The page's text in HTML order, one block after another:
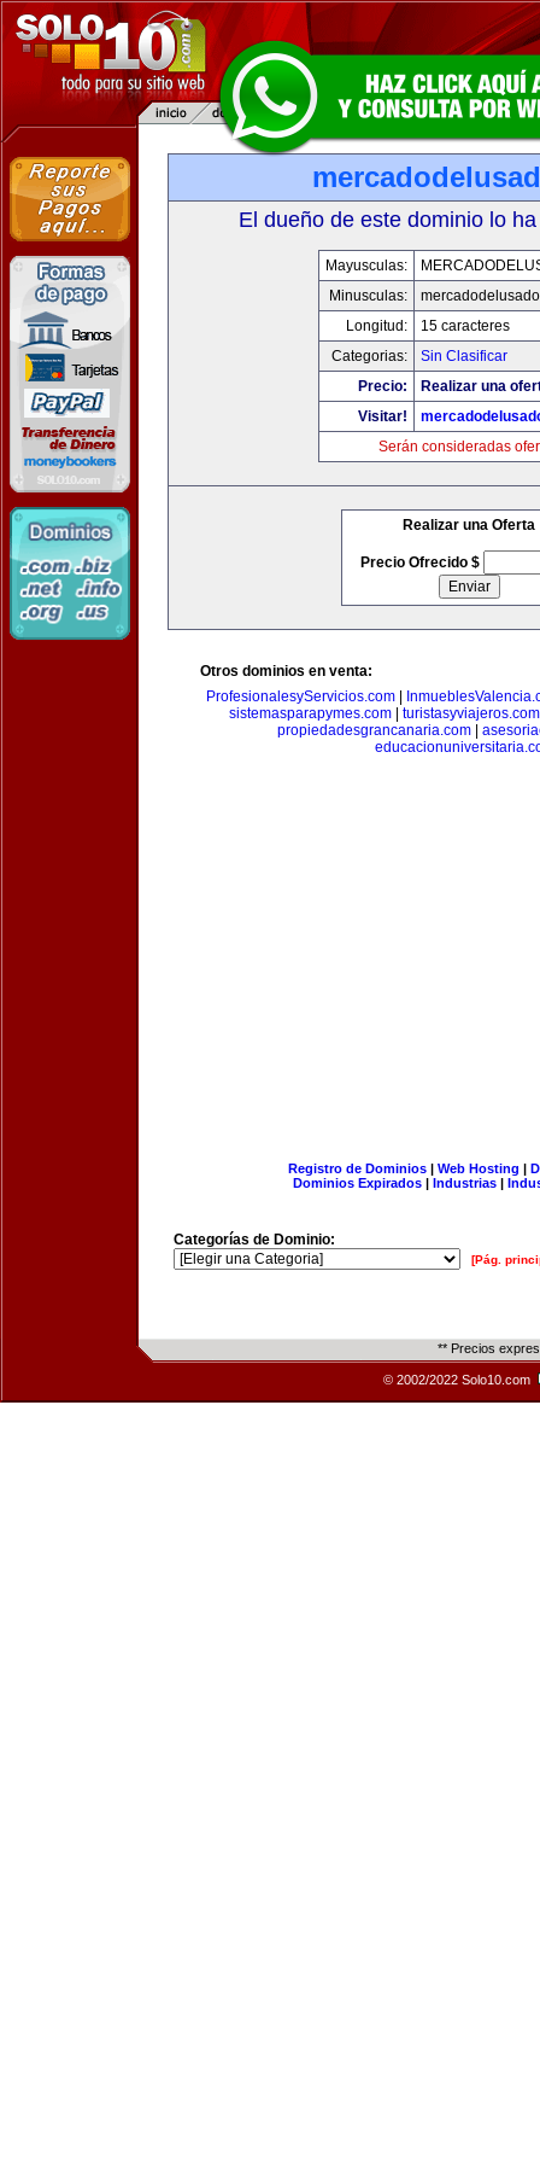
El dueño de este dominio lo
Mayusculas:
Minusculas:
Longitud:
15 caracteres
Categorias:
Sin Clasificar
Precio:
Realizar una
Visitar!
Serán consideradas
Realizar una Oferta
Precio Ofrecido $
Otros dominios en venta:
ProfesionalesyServicios.com
sistemasparapymes.com| turistasyviajeros.com
propiedadesgrancanaria.com
Registro de Dominios| Web Hosting |
Dominios Expirados | Industrias |
Categorías de Dominio:
[Pág.
** Precios
© 2002/2022 Solo10.com